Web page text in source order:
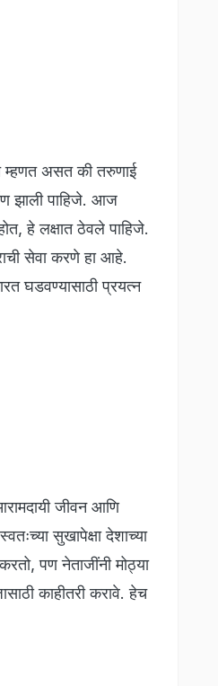
ते म्हणत असत की तरुणाई
झाली पाहिजे. आज
हे लक्षात ठेवले पाहिजे.
सेवा करणे हा आहे.
घडवण्यासाठी प्रयत्न
जीवन आणि
सुखापेक्षा देशाच्या
पण नेताजींनी मोठ्या
काहीतरी करावे. हेच